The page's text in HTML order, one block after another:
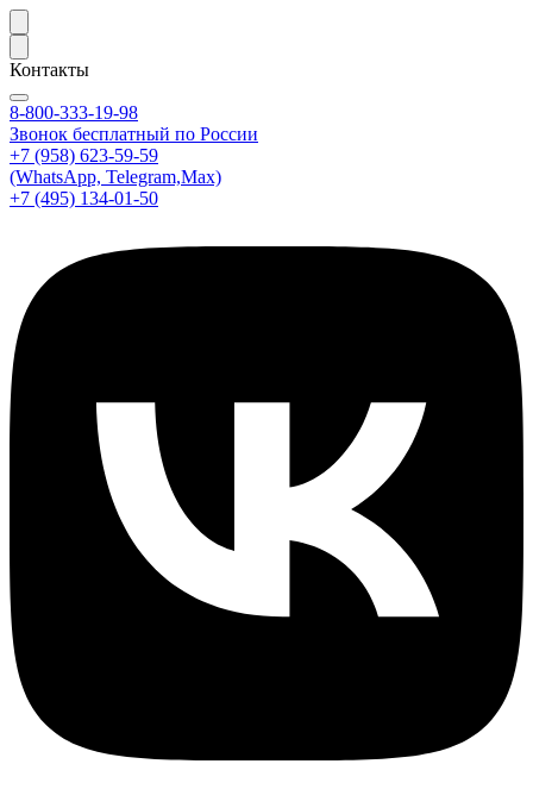
Контакты
8-800-333-19-98
Звонок бесплатный по России
+7 (958) 623-59-59
(WhatsApp, Telegram,Max)
+7 (495) 134-01-50